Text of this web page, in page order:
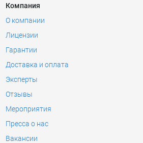
Компания
О компании
Лицензии
Гарантии
Доставка и оплата
Эксперты
Отзывы
Мероприятия
Пресса о нас
Вакансии